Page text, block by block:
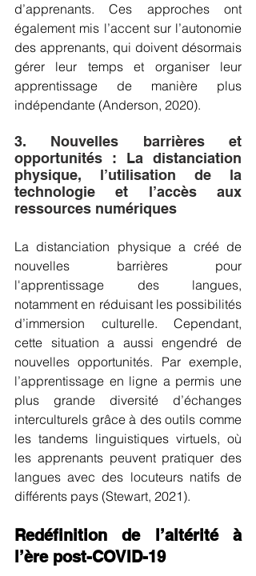
d’apprenants. Ces approches ont
également mis l’accent sur l’autonomie
des apprenants, qui doivent désormais
gérer leur temps et organiser leur
apprentissage de manière plus
indépendante (Anderson, 2020).
3. Nouvelles barrières et
opportunités : La distanciation
physique, l’utilisation de la
technologie et l’accès aux
ressources numériques
La distanciation physique a créé de
nouvelles barrières pour
l'apprentissage des langues,
notamment en réduisant les possibilités
d’immersion culturelle. Cependant,
cette situation a aussi engendré de
nouvelles opportunités. Par exemple,
l’apprentissage en ligne a permis une
plus grande diversité d’échanges
interculturels grâce à des outils comme
les tandems linguistiques virtuels, où
les apprenants peuvent pratiquer des
langues avec des locuteurs natifs de
différents pays (Stewart, 2021).
Redéfinition de l’altérité à
l’ère post-COVID-19